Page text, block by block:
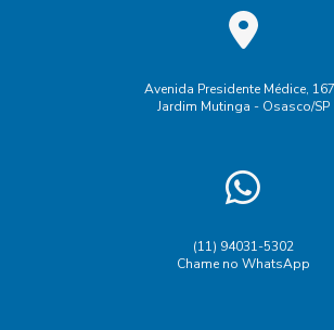
Avenida Presidente Médice,
Jardim Mutinga - Osasco/SP
(11) 94031-5302
Chame no WhatsApp